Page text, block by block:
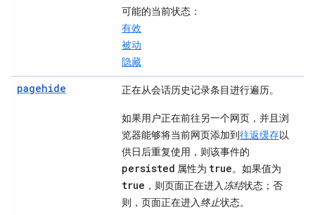
可能的当前状态 ：
有效
被动
隐藏
pagehide 正在从会话历史记录条目进行遍历。
如果用户正在前往另一个网页，并且浏
览器能够将当前网页添加到往返缓存以
供日后重复使用，则该事件的
persisted 属性为 true。如果值为
true ，则页面正在进入冻结状态；否
则，页面正在进入终止状态。